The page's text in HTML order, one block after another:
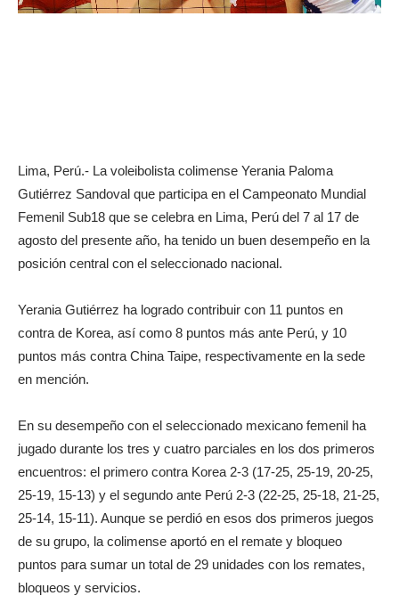
Lima, Perú.- La voleibolista colimense Yerania Paloma
Gutiérrez Sandoval que participa en el Campeonato Mundial
Femenil Sub18 que se celebra en Lima, Perú del 7 al 17 de
agosto del presente año, ha tenido un buen desempeño en la
posición central con el seleccionado nacional.
Yerania Gutiérrez ha logrado contribuir con 11 puntos en
contra de Korea, así como 8 puntos más ante Perú, y 10
puntos más contra China Taipe, respectivamente en la sede
en mención.
En su desempeño con el seleccionado mexicano femenil ha
jugado durante los tres y cuatro parciales en los dos primeros
encuentros: el primero contra Korea 2-3 (17-25, 25-19, 20-25,
25-19, 15-13) y el segundo ante Perú 2-3 (22-25, 25-18, 21-25,
25-14, 15-11). Aunque se perdió en esos dos primeros juegos
de su grupo, la colimense aportó en el remate y bloqueo
puntos para sumar un total de 29 unidades con los remates,
bloqueos y servicios.